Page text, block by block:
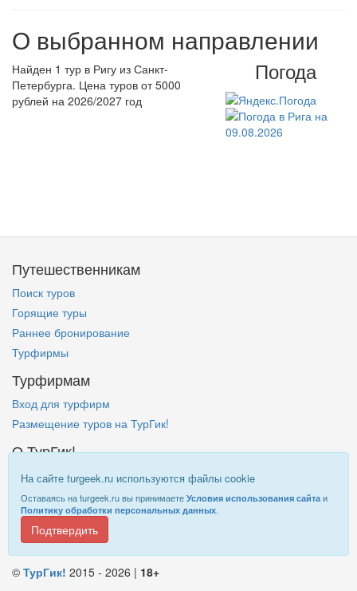
О выбранном направлении
Погода
Найден 1 тур в Ригу из Санкт-
Петербурга. Цена туров от 5000
рублей на 2026/2027 год
На сайте turgeek.ru используются файлы cookie
Оставаясь на turgeek.ru вы принимаете Условия использования сайта и
Политику обработки персональных данных.
Подтвердить
Путешественникам
Поиск туров
Горящие туры
Раннее бронирование
Турфирмы
Турфирмам
Вход для турфирм
Размещение туров на ТурГик!
О ТурГик!
Кто такой ТурГик?
Правовая информация
Информация наTurGeek.ru
© ТурГик! 2015 - 2026 | 18+